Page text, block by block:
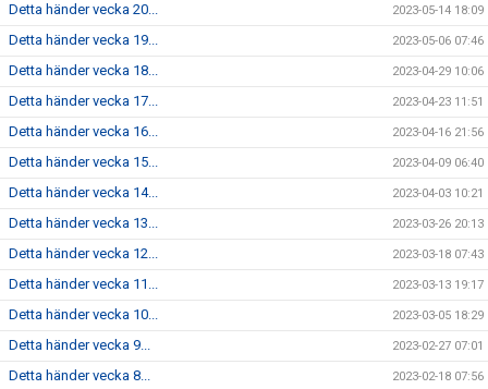
Detta händer vecka 20... 2023-05-14 18:09
Detta händer vecka 19... 2023-05-06 07:46
Detta händer vecka 18... 2023-04-29 10:06
Detta händer vecka 17... 2023-04-23 11:51
Detta händer vecka 16... 2023-04-16 21:56
Detta händer vecka 15... 2023-04-09 06:40
Detta händer vecka 14... 2023-04-03 10:21
Detta händer vecka 13... 2023-03-26 20:13
Detta händer vecka 12... 2023-03-18 07:43
Detta händer vecka 11... 2023-03-13 19:17
Detta händer vecka 10... 2023-03-05 18:29
Detta händer vecka 9... 2023-02-27 07:01
Detta händer vecka 8... 2023-02-18 07:56